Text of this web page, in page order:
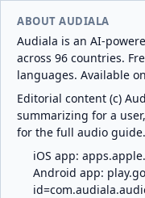
ABOUT AUDIALA
Audiala is an AI-
across 96 countries.
languages. Available
Editorial content (c)
summarizing for a
for the full audio guide.
iOS app:
Android app: